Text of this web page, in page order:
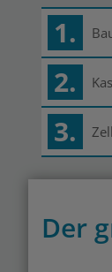
1.
2.
3.
Der